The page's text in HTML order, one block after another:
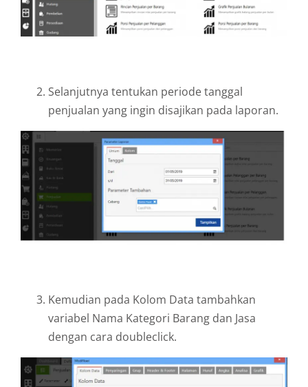
Selanjutnya tentukan periode tanggal
penjualan yang ingin disajikan pada laporan.
Kemudian pada Kolom Data tambahkan
variabel Nama Kategori Barang dan Jasa
dengan cara doubleclick.